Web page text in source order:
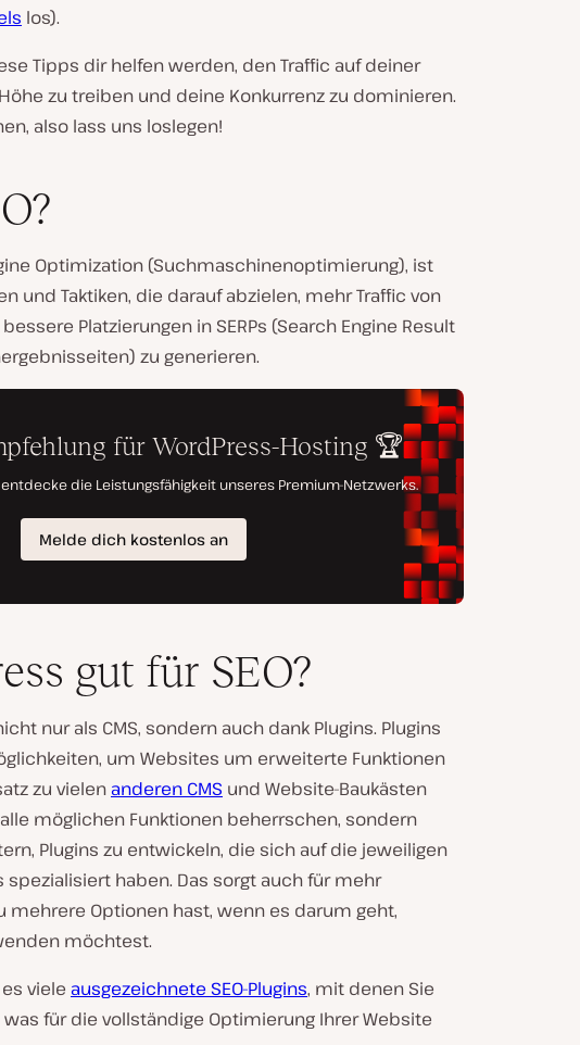
los).
Tipps dir helfen werden, den Traffic auf deiner
zu treiben und deine Konkurrenz zu dominieren.
also lass uns loslegen!
Optimization (Suchmaschinenoptimierung), ist
und Taktiken, die darauf abzielen, mehr Traffic von
Platzierungen in SERPs (Search Engine Result
zu generieren.
gut für SEO?
nur als CMS, sondern auch dank Plugins. Plugins
um Websites um erweiterte Funktionen
zu vielen anderen CMS und Website-Baukästen
möglichen Funktionen beherrschen, sondern
Plugins zu entwickeln, die sich auf die jeweiligen
spezialisiert haben. Das sorgt auch für mehr
mehrere Optionen hast, wenn es darum geht,
möchtest.
viele ausgezeichnete SEO-Plugins, mit denen Sie
für die vollständige Optimierung Ihrer Website